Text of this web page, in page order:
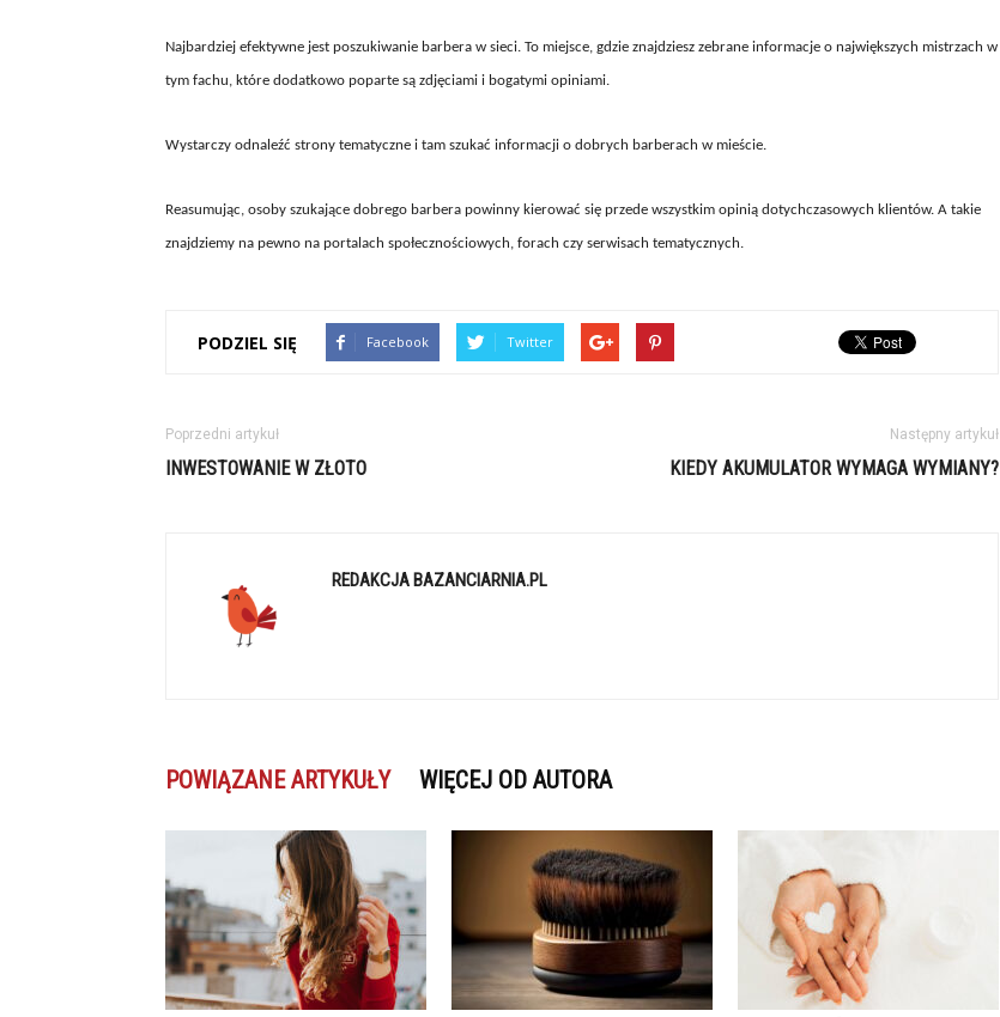
Najbardziej efektywne jest poszukiwanie barbera w sieci. To miejsce, gdzie znajdziesz zebrane informacje o największych mistrzach w
tym fachu, które dodatkowo poparte są zdjęciami i bogatymi opiniami.
Wystarczy odnaleźć strony tematyczne i tam szukać informacji o dobrych barberach w mieście.
Reasumując, osoby szukające dobrego barbera powinny kierować się przede wszystkim opinią dotychczasowych klientów. A takie
znajdziemy na pewno na portalach społecznościowych, forach czy serwisach tematycznych.
PODZIEL SIĘ Facebook Twitter
Poprzedni artykuł
INWESTOWANIE W ZŁOTO
Następny artykuł
KIEDY AKUMULATOR WYMAGA WYMIANY?
REDAKCJA BAZANCIARNIA.PL
POWIĄZANE ARTYKUŁY WIĘCEJ OD AUTORA